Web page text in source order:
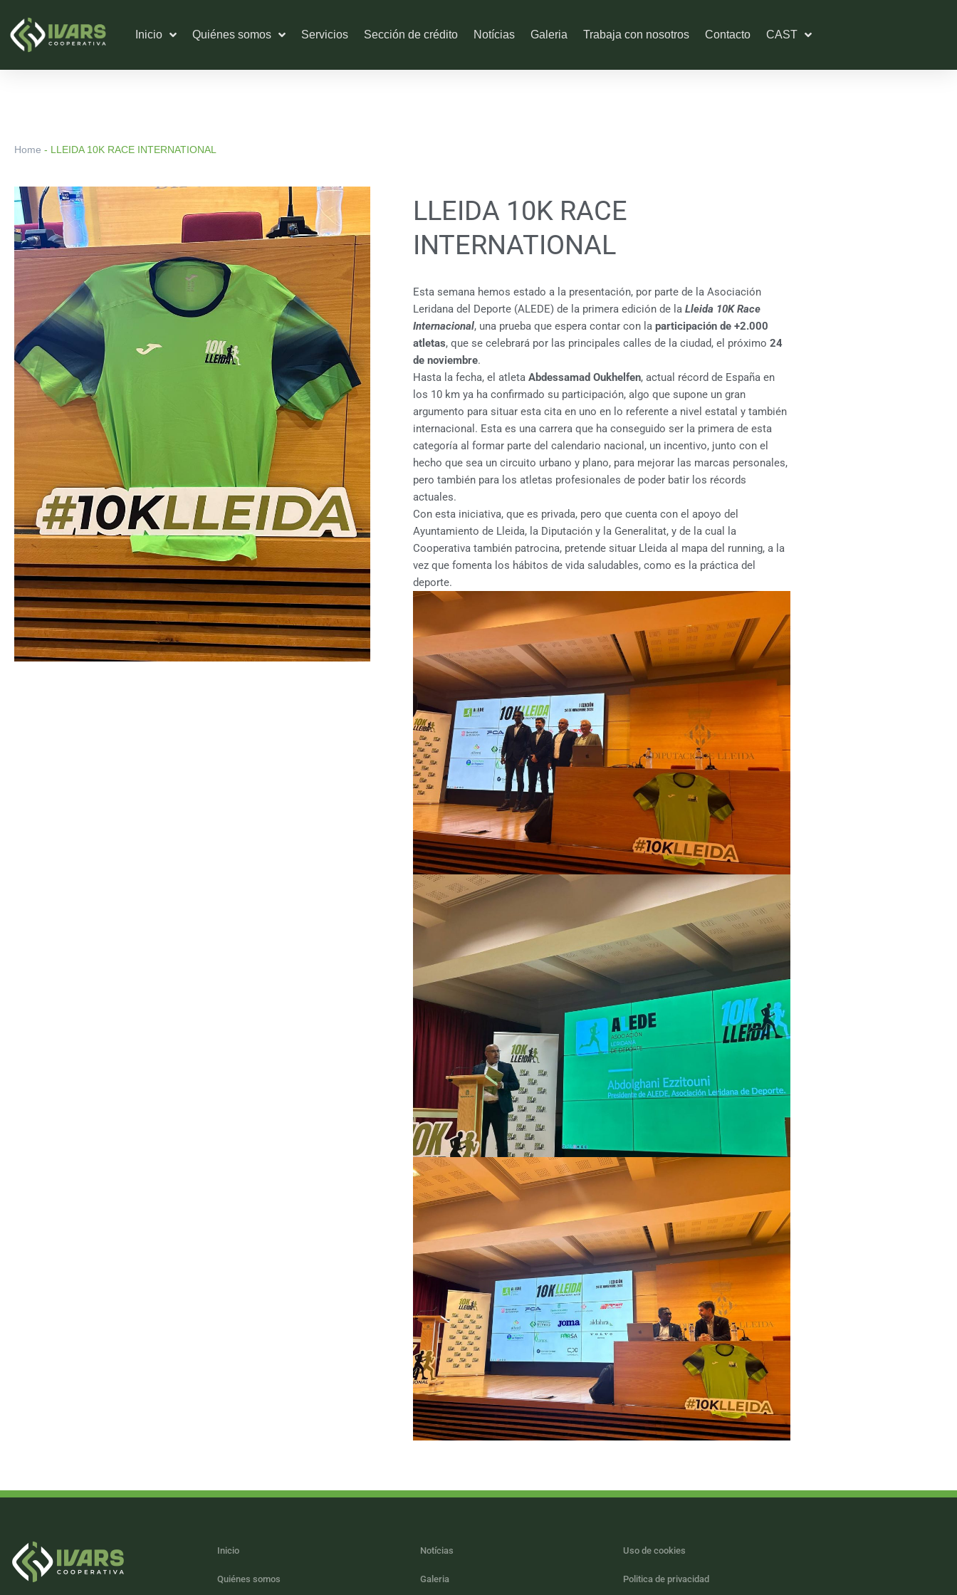
contenido
Inicio Quiénes somos Servicios Sección de crédito Notícias Galeria Trabaja con nosotros Contacto CAST
Home - LLEIDA 10K RACE INTERNATIONAL
LLEIDA 10K RACE
INTERNATIONAL
Esta semana hemos estado a la presentación, por parte de la Asociación
Leridana del Deporte (ALEDE) de la primera edición de la Lleida 10K Race
Internacional, una prueba que espera contar con la participación de +2.000
atletas, que se celebrará por las principales calles de la ciudad, el próximo 24
de noviembre.
Hasta la fecha, el atleta Abdessamad Oukhelfen, actual récord de España en
los 10 km ya ha confirmado su participación, algo que supone un gran
argumento para situar esta cita en uno en lo referente a nivel estatal y también
internacional. Esta es una carrera que ha conseguido ser la primera de esta
categoría al formar parte del calendario nacional, un incentivo, junto con el
hecho que sea un circuito urbano y plano, para mejorar las marcas personales,
pero también para los atletas profesionales de poder batir los récords
actuales.
Con esta iniciativa, que es privada, pero que cuenta con el apoyo del
Ayuntamiento de Lleida, la Diputación y la Generalitat, y de la cual la
Cooperativa también patrocina, pretende situar Lleida al mapa del running, a la
vez que fomenta los hábitos de vida saludables, como es la práctica del
deporte.
Inicio
Quiénes somos
Notícias
Galeria
Uso de cookies
Politica de privacidad